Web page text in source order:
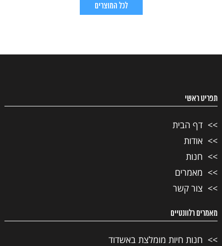
לכל המוצרים
תפריט ראשי
דף הבית
אודות
חנות
מאמרים
צור קשר
מאמרים רלוונטיים
חנות חיות מומלצת באשדוד